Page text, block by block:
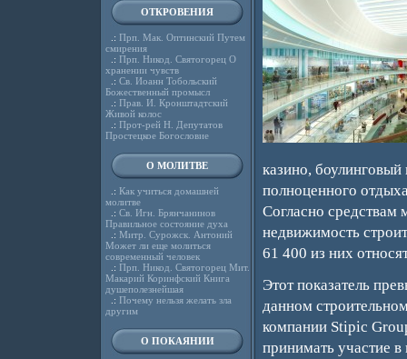
ОТКРОВЕНИЯ
.: Прп. Мак. Оптинский Путем
смирения
.: Прп. Никод. Святогорец О
хранении чувств
.: Св. Иоанн Тобольский
Божественный промысл
.: Прав. И. Кронштадтский
Живой колос
.: Прот-рей Н. Депутатов
Простецкое Богословие
О МОЛИТВЕ
.: Как учиться домашней
молитве
.: Св. Игн. Брянчанинов
Правильное состояние духа
.: Митр. Сурожск. Антоний
Может ли еще молиться
современный человек
.: Прп. Никод. Святогорец Мит.
Макарий Коринфский Книга
душеполезнейшая
.: Почему нельзя желать зла
другим
О ПОКАЯНИИ
казино, боулинговый
полноценного
Согласно средствам
недвижимость
61 400 из них
Этот показатель
данном
компании Stipic
принимать участие